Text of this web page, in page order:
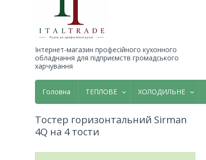
Інтернет-магазин професійного кухонного
обладнання для підприємств громадського
харчування
Головна ТЕПЛОВЕ ХОЛОДИЛЬНЕ
Тостер горизонтальний Sirman
4Q на 4 тости